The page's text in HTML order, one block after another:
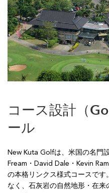
コース設計（
ール
New Kuta Golfは、米国の名門
Fream・David Dale・Kevin
の本格リンクス様式コースで
なく、石灰岩の自然地形・在来